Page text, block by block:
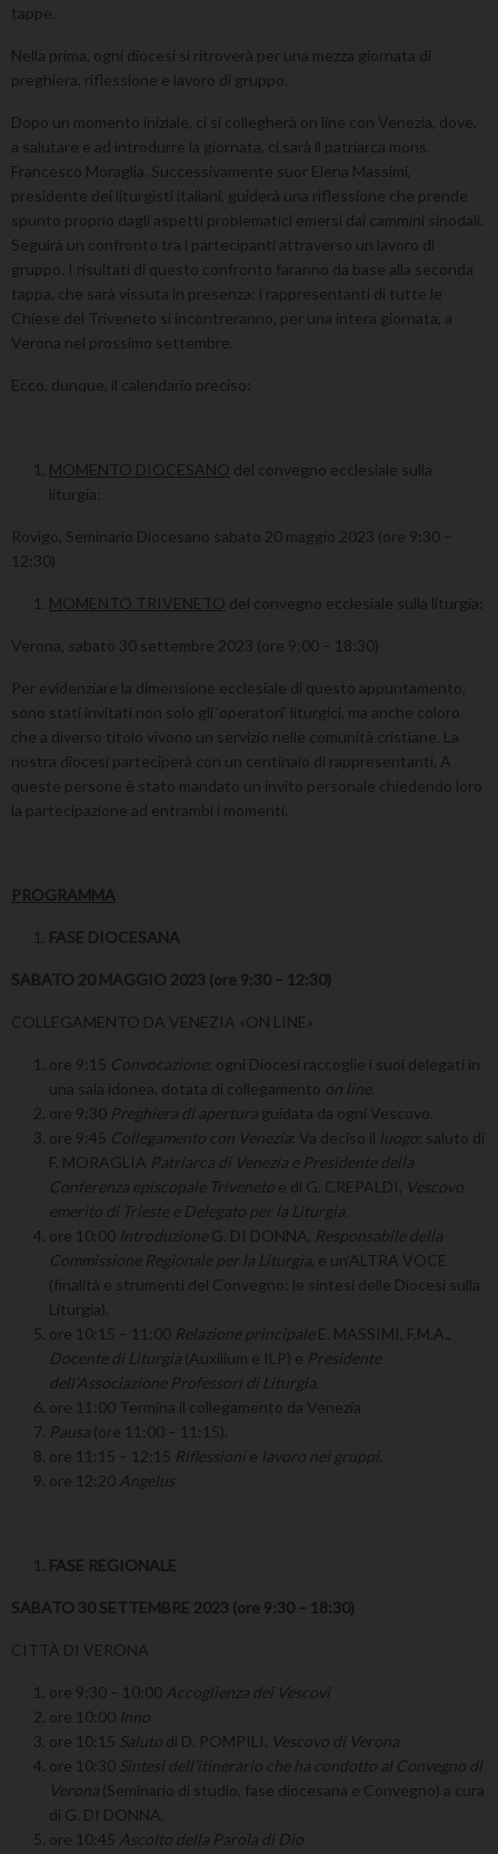
tappe.
Nella prima, ogni diocesi si ritroverà per una mezza giornata di
preghiera, riflessione e lavoro di gruppo.
Dopo un momento iniziale, ci si collegherà on line con Venezia, dove,
a salutare e ad introdurre la giornata, ci sarà il patriarca mons.
Francesco Moraglia. Successivamente suor Elena Massimi,
presidente dei liturgisti italiani, guiderà una riflessione che prende
spunto proprio dagli aspetti problematici emersi dai cammini sinodali.
Seguirà un confronto tra i partecipanti attraverso un lavoro di
gruppo. I risultati di questo confronto faranno da base alla seconda
tappa, che sarà vissuta in presenza: i rappresentanti di tutte le
Chiese del Triveneto si incontreranno, per una intera giornata, a
Verona nel prossimo settembre.
Ecco, dunque, il calendario preciso:
MOMENTO DIOCESANO del convegno ecclesiale sulla
liturgia:
Rovigo, Seminario Diocesano sabato 20 maggio 2023 (ore 9:30 –
12:30)
MOMENTO TRIVENETO del convegno ecclesiale sulla liturgia:
Verona, sabato 30 settembre 2023 (ore 9:00 – 18:30)
Per evidenziare la dimensione ecclesiale di questo appuntamento,
sono stati invitati non solo gli ‘operatori’ liturgici, ma anche coloro
che a diverso titolo vivono un servizio nelle comunità cristiane. La
nostra diocesi parteciperà con un centinaio di rappresentanti. A
queste persone è stato mandato un invito personale chiedendo loro
la partecipazione ad entrambi i momenti.
PROGRAMMA
FASE DIOCESANA
SABATO 20 MAGGIO 2023 (ore 9:30 – 12:30)
COLLEGAMENTO DA VENEZIA «ON LINE»
ore 9:15 Convocazione: ogni Diocesi raccoglie i suoi delegati in
una sala idonea, dotata di collegamento on line.
ore 9:30 Preghiera di apertura guidata da ogni Vescovo.
ore 9:45 Collegamento con Venezia: Va deciso il luogo; saluto di
F. MORAGLIA Patriarca di Venezia e Presidente della
Conferenza episcopale Triveneto e di G. CREPALDI,
Vescovo
emerito di Trieste e Delegato per la Liturgia.
ore 10:00 IntroduzioneG. DI DONNA, Responsabile della
Commissione Regionale per la Liturgia , e un’ALTRA VOCE
(finalità e strumenti del Convegno: le sintesi delle Diocesi sulla
Liturgia).
ore 10:15 – 11:00 Relazione principaleE. MASSIMI, F.M.A.,
Docente di Liturgia (Auxilium e ILP) e Presidente
dell’Associazione Professori di Liturgia
ore 11:00 Termina il collegamento da Venezia
Pausa (ore 11:00 – 11:15).
ore 11:15 – 12:15 Riflessionie lavoro nei gruppi.
ore 12:20 Angelus
FASE REGIONALE
SABATO 30 SETTEMBRE 2023 (ore 9:30 – 18:30)
CITTÀ DI VERONA
ore 9:30 – 10:00 Accoglienza dei Vescovi
ore 10:00 Inno
ore 10:15 Saluto di D. POMPILI,
Vescovo di Verona
ore 10:30 Sintesi dell’itinerario che ha condotto al Convegno di
Verona (Seminario di studio, fase diocesana e Convegno) a cura
di G. DI DONNA.
ore 10:45 Ascolto della Parola di Dio